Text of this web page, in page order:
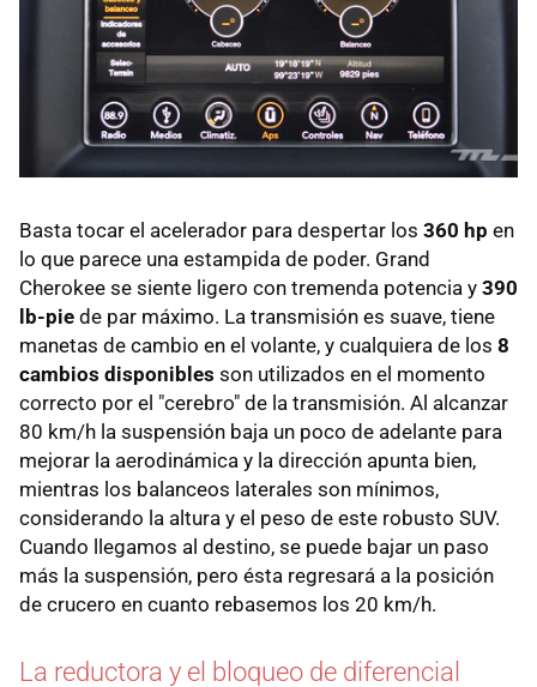
Basta tocar el acelerador para despertar los 360 hp en
lo que parece una estampida de poder. Grand
Cherokee se siente ligero con tremenda potencia y 390
lb-pie de par máximo. La transmisión es suave, tiene
manetas de cambio en el volante, y cualquiera de los 8
cambios disponibles son utilizados en el momento
correcto por el "cerebro" de la transmisión. Al alcanzar
80 km/h la suspensión baja un poco de adelante para
mejorar la aerodinámica y la dirección apunta bien,
mientras los balanceos laterales son mínimos,
considerando la altura y el peso de este robusto SUV.
Cuando llegamos al destino, se puede bajar un paso
más la suspensión, pero ésta regresará a la posición
de crucero en cuanto rebasemos los 20 km/h.
La reductora y el bloqueo de diferencial